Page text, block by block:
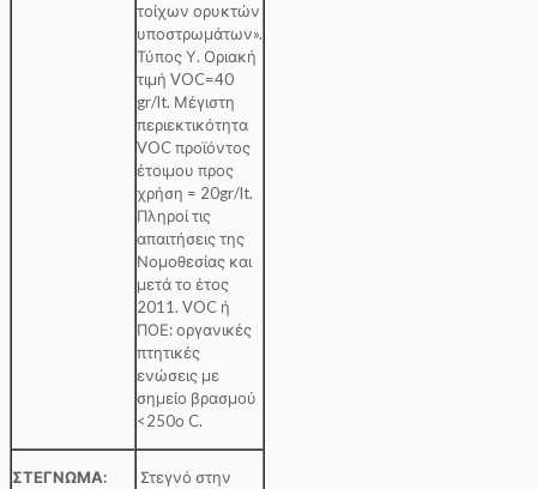
τοίχων ορυκτών
υποστρωμάτων».
Τύπος Υ. Οριακή
τιμή VOC=40
gr/lt. Μέγιστη
περιεκτικότητα
VOC προϊόντος
έτοιμου προς
χρήση = 20gr/lt.
Πληροί τις
απαιτήσεις της
Νομοθεσίας και
μετά το έτος
2011. VOC ή
ΠΟΕ: οργανικές
πτητικές
ενώσεις με
σημείο βρασμού
<250ο C.
ΣΤΕΓΝΩΜΑ:
Στεγνό στην